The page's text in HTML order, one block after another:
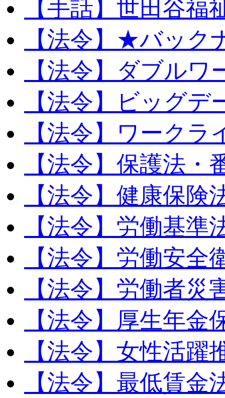
【手話】世田谷福
【法令】★バック
【法令】ダブルワ
【法令】ビッグデ
【法令】ワークラ
【法令】保護法・
【法令】健康保険
【法令】労働基準
【法令】労働安全
【法令】労働者災
【法令】厚生年金
【法令】女性活躍
【法令】最低賃金